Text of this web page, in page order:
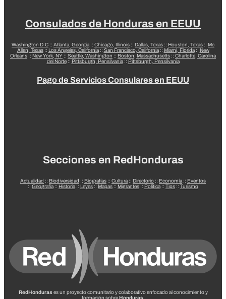
Consulados de Honduras en EEUU
Washington D.C :: Atlanta, Georgia :: Chicago, Illinois :: Dallas, Texas :: Houston, Texas :: Mc
Allen, Texas:: Los Angeles, California:: San Francisco, California:: Miami, Florida:: New
Orleans :: New York, NY :: Seattle, Washington :: Boston, Massachusetts :: Charlotte, Carolina
del Norte:: Pittsburgh, Pensilvania:: Pittsburgh, Pensilvania
Pago de Servicios Consulares en EEUU
Secciones en RedHonduras
Actualidad :: Biodiversidad :: Biografías :: Cultura :: Directorio :: Economía :: Eventos
:: Geografía :: Historia :: Leyes :: Mapas :: Migrantes :: Política :: Tips :: Turismo
RedHonduras es un proyecto comunitario y colaborativo enfocado al conocimiento y